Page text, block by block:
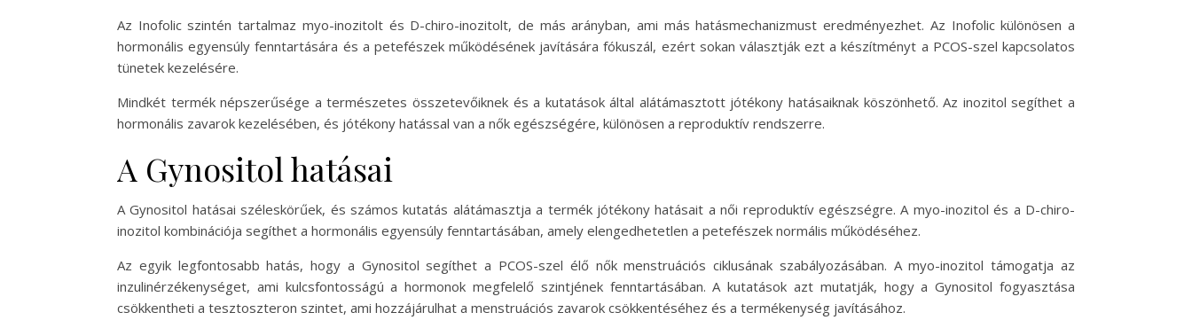
Az Inofolic szintén tartalmaz myo-inozitolt és D-chiro-inozitolt, de más arányban, ami más hatásmechanizmust eredményezhet. Az Inofolic különösen a
hormonális egyensúly fenntartására és a petefészek működésének javítására fókuszál, ezért sokan választják ezt a készítményt a PCOS-szel kapcsolatos
tünetek kezelésére.
Mindkét termék népszerűsége a természetes összetevőiknek és a kutatások által alátámasztott jótékony hatásaiknak köszönhető. Az inozitol segíthet a
hormonális zavarok kezelésében, és jótékony hatással van a nők egészségére, különösen a reproduktív rendszerre.
A Gynositol hatásai
A Gynositol hatásai széleskörűek, és számos kutatás alátámasztja a termék jótékony hatásait a női reproduktív egészségre. A myo-inozitol és a D-chiro-
inozitol kombinációja segíthet a hormonális egyensúly fenntartásában, amely elengedhetetlen a petefészek normális működéséhez.
Az egyik legfontosabb hatás, hogy a Gynositol segíthet a PCOS-szel élő nők menstruációs ciklusának szabályozásában. A myo-inozitol támogatja az
inzulinérzékenységet, ami kulcsfontosságú a hormonok megfelelő szintjének fenntartásában. A kutatások azt mutatják, hogy a Gynositol fogyasztása
csökkentheti a tesztoszteron szintet, ami hozzájárulhat a menstruációs zavarok csökkentéséhez és a termékenység javításához.